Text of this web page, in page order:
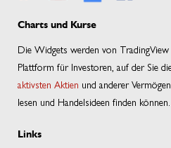
Charts und Kurse
Die Widgets werden von
Plattform für Investoren, auf der Sie
aktivsten Aktien und anderer
lesen und Handelsideen finden können.
Links